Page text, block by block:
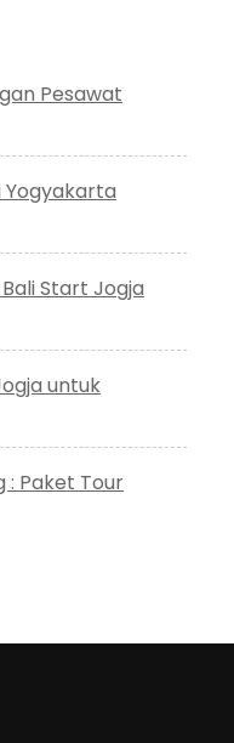
Pesawat
Yogyakarta
Start Jogja
untuk
: Paket Tour